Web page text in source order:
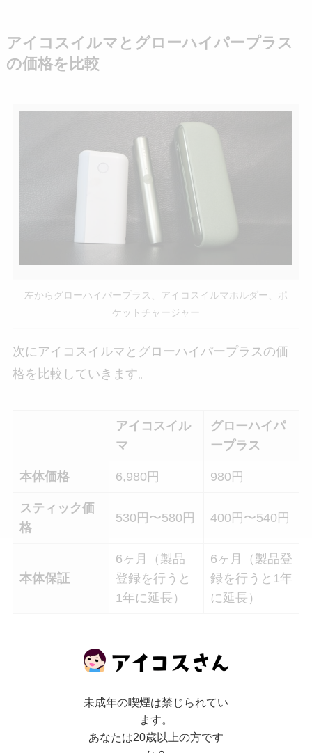
アイコスイルマとグローハイパープラス
の価格を比較
左からグローハイパープラス、アイコスイルマホルダー、ポ
ケットチャージャー
次にアイコスイルマとグローハイパープラスの価
格を比較していきます。
アイコスイル
マ
グローハイパ
ープラス
本体価格 6,980円 980円
スティック価
格
530円〜580円 400円〜540円
本体保証
6ヶ月（製品
登録を行うと
1年に延長）
6ヶ月（製品登
録を行うと1年
に延長）
本体価格、スティック価格はグローハイパーが圧
倒的な安さで圧勝でした。
アイコスイルマとグローハイパーでは本体価格に
6000円もの差があります。この差は大きいです
未成年の喫煙は禁じられてい
ます。
あなたは20歳以上の方です